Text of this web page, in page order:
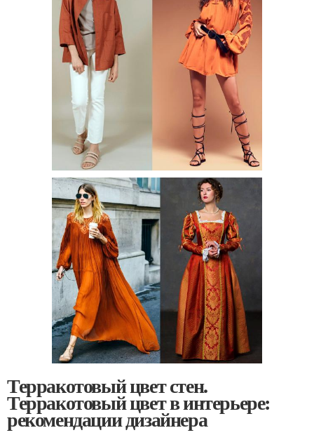
Терракотовый цвет стен.
Терракотовый цвет в интерьере:
рекомендации дизайнера